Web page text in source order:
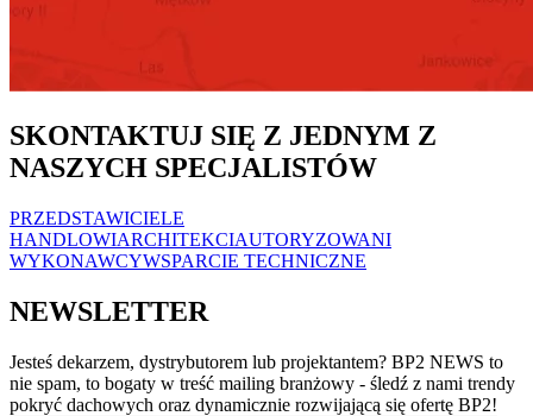
SKONTAKTUJ SIĘ Z JEDNYM Z
NASZYCH SPECJALISTÓW
PRZEDSTAWICIELE
HANDLOWIARCHITEKCIAUTORYZOWANI
WYKONAWCYWSPARCIE TECHNICZNE
NEWSLETTER
Jesteś dekarzem, dystrybutorem lub projektantem? BP2 NEWS to
nie spam, to bogaty w treść mailing branżowy - śledź z nami trendy
pokryć dachowych oraz dynamicznie rozwijającą się ofertę BP2!